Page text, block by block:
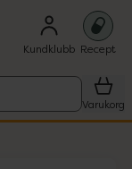
Kundklubb Recept
Varukorg